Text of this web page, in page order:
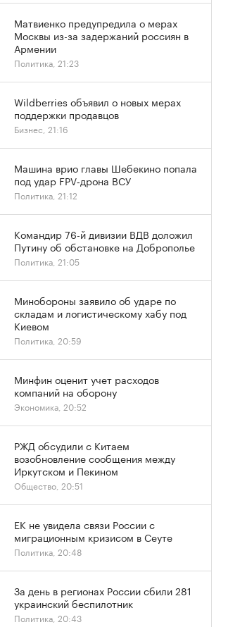
Матвиенко предупредила о мерах
Москвы из-за задержаний россиян в
Армении
Политика, 21:23
Wildberries объявил о новых мерах
поддержки продавцов
Бизнес, 21:16
Машина врио главы Шебекино попала
под удар FPV‑дрона ВСУ
Политика, 21:12
Командир 76-й дивизии ВДВ доложил
Путину об обстановке на Доброполье
Политика, 21:05
Минобороны заявило об ударе по
складам и логистическому хабу под
Киевом
Политика, 20:59
Минфин оценит учет расходов
компаний на оборону
Экономика, 20:52
РЖД обсудили с Китаем
возобновление сообщения между
Иркутском и Пекином
Общество, 20:51
ЕК не увидела связи России с
миграционным кризисом в Сеуте
Политика, 20:48
За день в регионах России сбили 281
украинский беспилотник
Политика, 20:43